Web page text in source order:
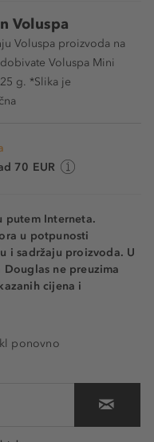
Voluspa
Voluspa proizvoda na
Voluspa Mini
g. *Slika je
70 EUR
putem Interneta.
u potpunosti
i sadržaju proizvoda. U
ne preuzima
cijena i
ponovno